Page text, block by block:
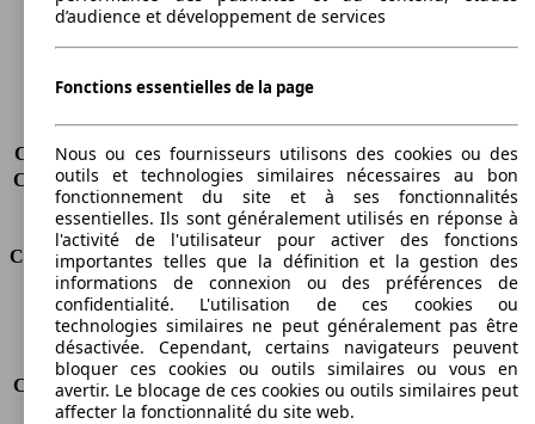
Poids maximum
2180 kg
Charge maximale
742 kg
Charge sur toit
-
Capacité de remorquage (sans freins) 710 kg
Capacité de remorquage (avec freins) 1400 kg
Volume du coffre
450 - 500 l
Consommation
Émissions de CO2*
156 g/km (komb.)
Consommation (ville)
8.0 l/100km
Consommation (route)
5.9 l/100km
Consommation (combinée)* 6.7 l/100km
Classe d'émissions
Euro 5
d’audience et développement de services
Fonctions essentielles de la page
Nous ou ces fournisseurs utilisons des cookies ou des
outils et technologies similaires nécessaires au bon
fonctionnement du site et à ses fonctionnalités
essentielles. Ils sont généralement utilisés en réponse à
l'activité de l'utilisateur pour activer des fonctions
importantes telles que la définition et la gestion des
informations de connexion ou des préférences de
confidentialité. L'utilisation de ces cookies ou
technologies similaires ne peut généralement pas être
désactivée. Cependant, certains navigateurs peuvent
bloquer ces cookies ou outils similaires ou vous en
avertir. Le blocage de ces cookies ou outils similaires peut
affecter la fonctionnalité du site web.